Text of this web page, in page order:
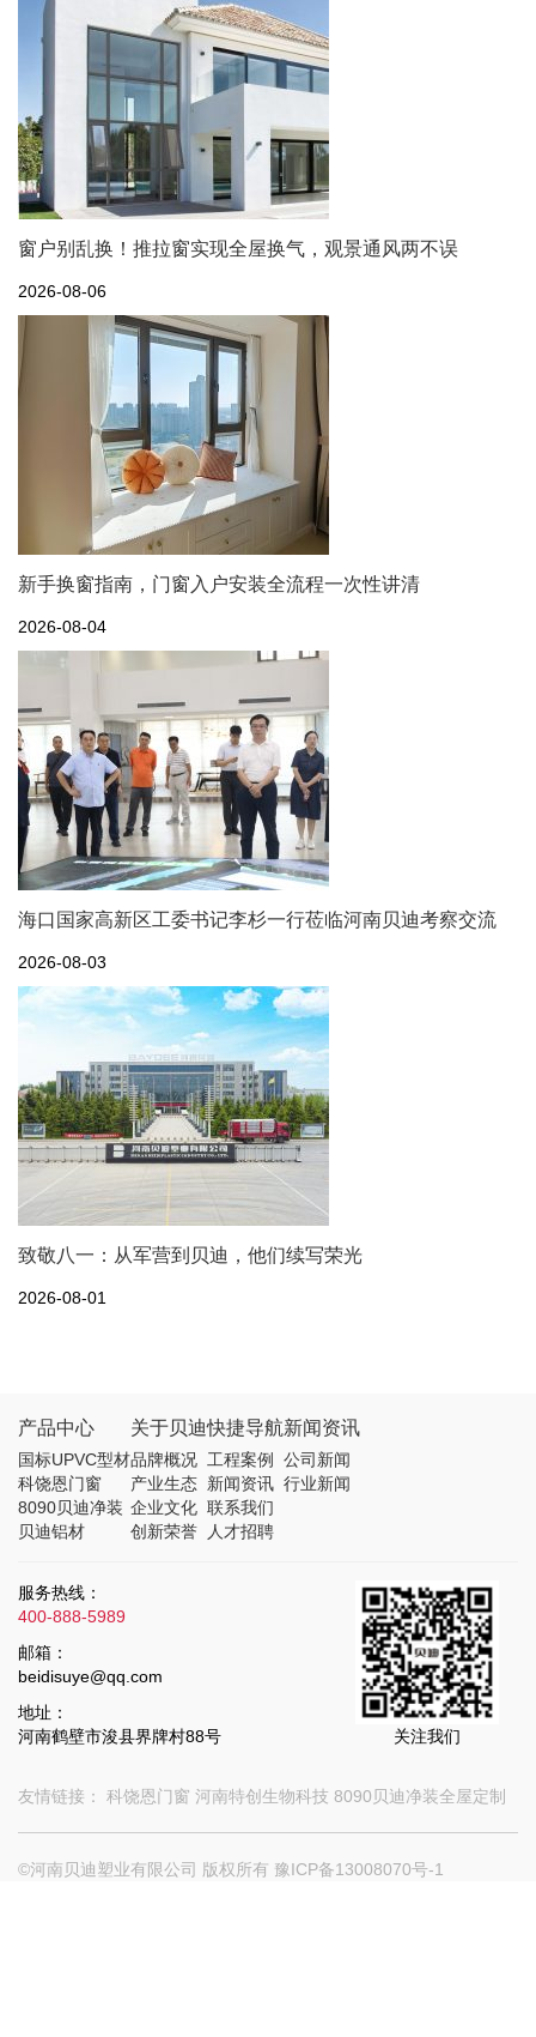
窗户别乱换！推拉窗实现全屋换气，观景通风两不误
2026-08-06
新手换窗指南，门窗入户安装全流程一次性讲清
2026-08-04
海口国家高新区工委书记李杉一行莅临河南贝迪考察交流
2026-08-03
致敬八一：从军营到贝迪，他们续写荣光
2026-08-01
产品中心
国标UPVC型材
科饶恩门窗
8090贝迪净装
贝迪铝材
关于贝迪
品牌概况
产业生态
企业文化
创新荣誉
快捷导航
工程案例
新闻资讯
联系我们
人才招聘
新闻资讯
公司新闻
行业新闻
服务热线：
400-888-5989
邮箱：
beidisuye@qq.com
地址：
河南鹤壁市浚县界牌村88号
关注我们
友情链接： 科饶恩门窗 河南特创生物科技 8090贝迪净装全屋定制
©河南贝迪塑业有限公司 版权所有 豫ICP备13008070号-1